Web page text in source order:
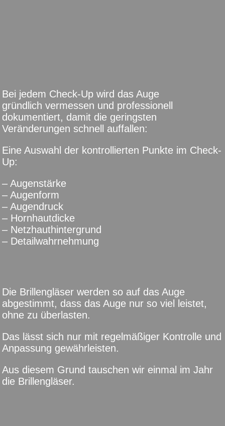
Bei jedem Check-Up wird das Auge
gründlich vermessen und professionell
dokumentiert, damit die geringsten
Veränderungen schnell auffallen:
Eine Auswahl der kontrollierten Punkte im Check-
Up:
– Augenstärke
– Augenform
– Augendruck
– Hornhautdicke
– Netzhauthintergrund
– Detailwahrnehmung
Die Brillengläser werden so auf das Auge
abgestimmt, dass das Auge nur so viel leistet,
ohne zu überlasten.
Das lässt sich nur mit regelmäßiger Kontrolle und
Anpassung gewährleisten.
Aus diesem Grund tauschen wir einmal im Jahr
die Brillengläser.